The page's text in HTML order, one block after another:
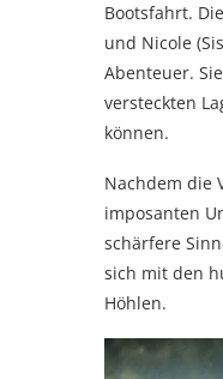
Bootsfahrt.
und Nicole
Abenteuer.
versteckten
können.
Nachdem die
imposanten
schärfere
sich mit den
Höhlen.